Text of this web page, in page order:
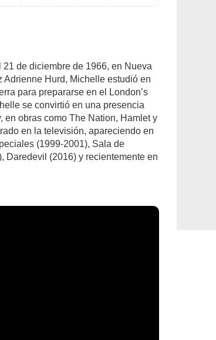
de diciembre de 1966, en Nueva
Adrienne Hurd, Michelle estudió en
para prepararse en el London’s
se convirtió en una presencia
en obras como The Nation, Hamlet y
en la televisión, apareciendo en
(1999-2001), Sala de
Daredevil (2016) y recientemente en